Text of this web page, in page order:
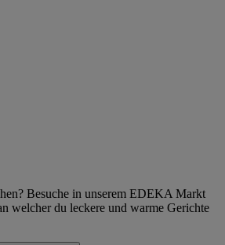
Besuche in unserem EDEKA Markt
welcher du leckere und warme Gerichte